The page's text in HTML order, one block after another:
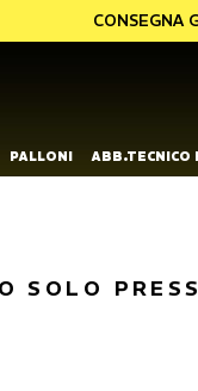
CONSEGNA
PALLONI ABB.TECNICO
SOLO